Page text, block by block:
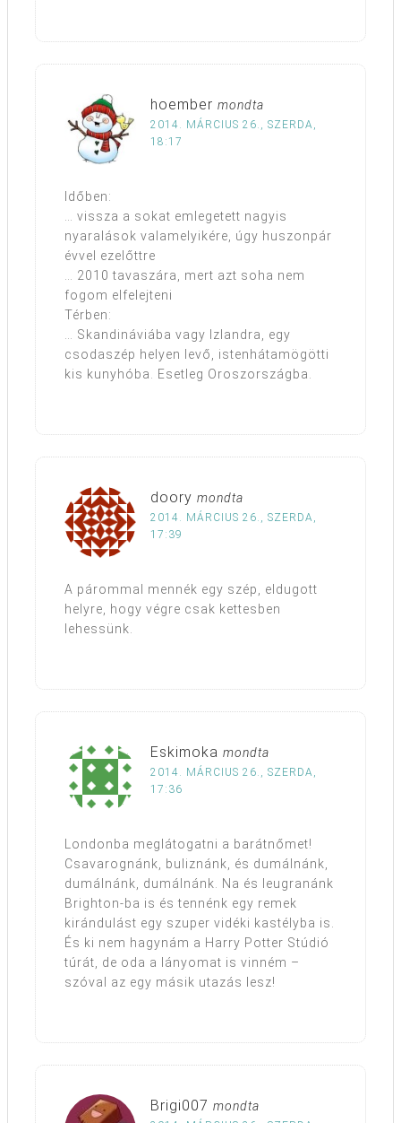
hoember mondta
2014. MÁRCIUS 26., SZERDA,
18:17
Időben:
… vissza a sokat emlegetett nagyis
nyaralások valamelyikére, úgy huszonpár
évvel ezelőttre
… 2010 tavaszára, mert azt soha nem
fogom elfelejteni
Térben:
… Skandináviába vagy Izlandra, egy
csodaszép helyen levő, istenhátamögötti
kis kunyhóba. Esetleg Oroszországba.
doory mondta
2014. MÁRCIUS 26., SZERDA,
17:39
A párommal mennék egy szép, eldugott
helyre, hogy végre csak kettesben
lehessünk.
Eskimoka mondta
2014. MÁRCIUS 26., SZERDA,
17:36
Londonba meglátogatni a barátnőmet!
Csavarognánk, buliznánk, és dumálnánk,
dumálnánk, dumálnánk. Na és leugranánk
Brighton-ba is és tennénk egy remek
kirándulást egy szuper vidéki kastélyba is.
És ki nem hagynám a Harry Potter Stúdió
túrát, de oda a lányomat is vinném –
szóval az egy másik utazás lesz!
Brigi007 mondta